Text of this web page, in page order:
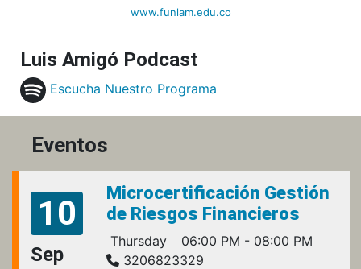
www.funlam.edu.co
Luis Amigó Podcast
Escucha Nuestro Programa
Eventos
10
Sep
Microcertificación Gestión
de Riesgos Financieros
Thursday
06:00 PM - 08:00 PM
3206823329